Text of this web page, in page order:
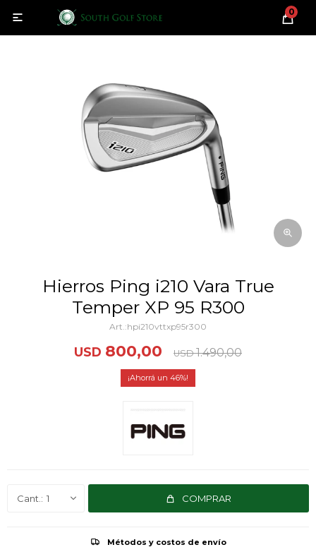
0

Hierros Ping i210 Vara True
Temper XP 95 R300
hpi210vttxp95r300
USD 800,00 USD 1.490,00
46
1 COMPRAR
Métodos y costos de envío